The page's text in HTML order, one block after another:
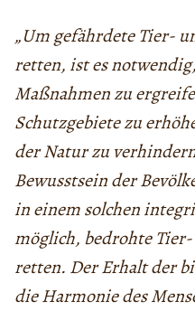
„Um gefährdete Tier-
retten, ist es
Maßnahmen zu
Schutzgebiete zu
der Natur zu
Bewusstsein der
in einem solchen
möglich, bedrohte
retten. Der Erhalt der
die Harmonie des